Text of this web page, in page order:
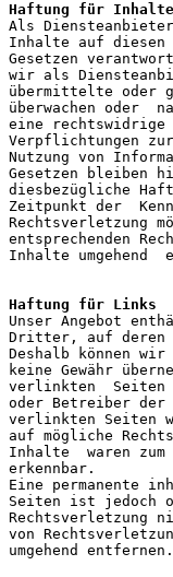
Haftung für Inhalte
Als
Inhalte auf diesen
Gesetzen
wir als
übermittelte oder
überwachen oder
eine
Verpflichtungen
Nutzung von
Gesetzen bleiben
diesbezügliche
Zeitpunkt der
Rechtsverletzung
entsprechenden
Inhalte umgehend
Haftung für Links
Unser Angebot
Dritter, auf deren
Deshalb können
keine Gewähr
verlinkten
oder Betreiber
verlinkten Seiten
auf mögliche
Inhalte  waren
erkennbar.
Eine permanente
Seiten ist jedoch
Rechtsverletzung
von
umgehend entfernen.